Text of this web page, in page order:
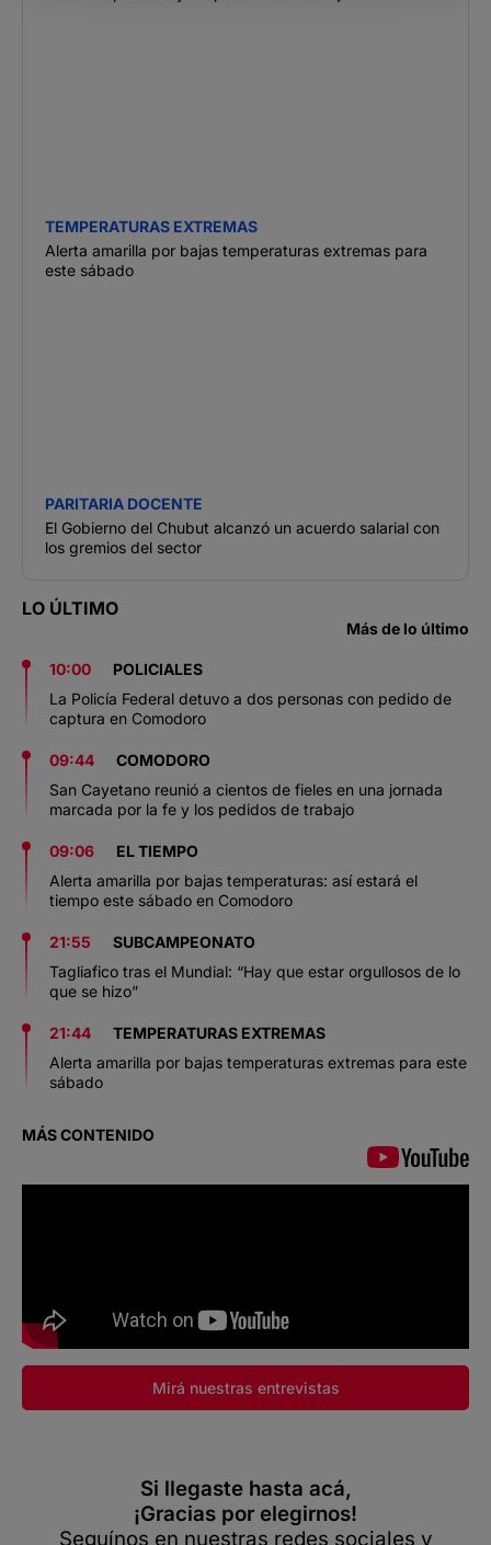
TEMPERATURAS EXTREMAS
Alerta amarilla por bajas temperaturas extremas para
este sábado
PARITARIA DOCENTE
El Gobierno del Chubut alcanzó un acuerdo salarial con
los gremios del sector
LO ÚLTIMO
Más de lo último
10:00
POLICIALES
La Policía Federal detuvo a dos personas con pedido de
captura en Comodoro
09:44
COMODORO
San Cayetano reunió a cientos de fieles en una jornada
marcada por la fe y los pedidos de trabajo
09:06
EL TIEMPO
Alerta amarilla por bajas temperaturas: así estará el
tiempo este sábado en Comodoro
21:55
SUBCAMPEONATO
Tagliafico tras el Mundial: “Hay que estar orgullosos de lo
que se hizo”
21:44
TEMPERATURAS EXTREMAS
Alerta amarilla por bajas temperaturas extremas para este
sábado
MÁS CONTENIDO
Mirá nuestras entrevistas
Si llegaste hasta acá,
¡Gracias por elegirnos!
Seguínos en nuestras redes sociales y